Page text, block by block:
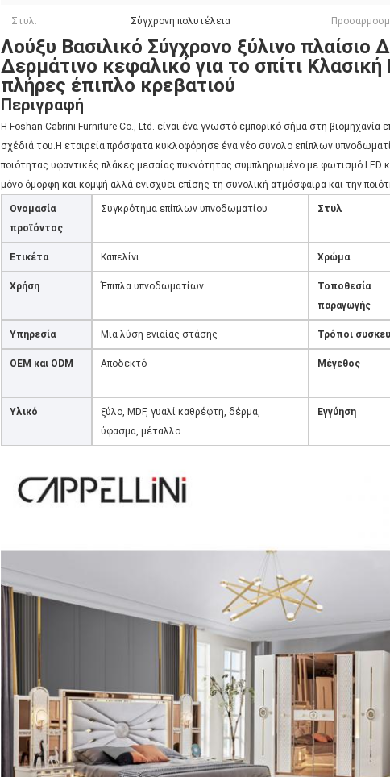
Στυλ: Σύγχρονη πολυτέλεια
Λούξυ Βασιλικό Σύγχρονο ξύλινο πλαίσιο
Δερμάτινο κεφαλικό για το σπίτι
πλήρες έπιπλο κρεβατιού
Περιγραφή
Η Foshan Cabrini Furniture Co., Ltd. είναι ένα γνωστό εμπορικό σήμα στη βιομηχανία
σχέδιά του.Η εταιρεία πρόσφατα κυκλοφόρησε ένα νέο σύνολο επίπλων
ποιότητας υφαντικές πλάκες μεσαίας πυκνότητας.συμπληρωμένο με φωτισμό LED
μόνο όμορφη και κομψή αλλά ενισχύει επίσης τη συνολική ατμόσφαιρα και την
Ονομασία
προϊόντος
Συγκρότημα επίπλων υπνοδωματίου Στυλ
Ετικέτα Καπελίνι Χρώμα
Χρήση Έπιπλα υπνοδωματίων
Τοποθεσία
παραγωγής
Υπηρεσία Μια λύση ενιαίας στάσης Τρόποι
OEM και ODM Αποδεκτό Μέγεθος
Υλικό
ξύλο, MDF, γυαλί καθρέφτη, δέρμα,
ύφασμα, μέταλλο
Εγγύηση